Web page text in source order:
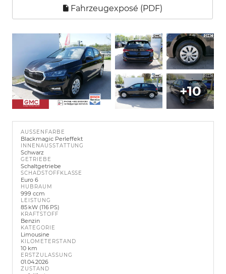
Fahrzeugexposé (PDF)
+10
AUSSENFARBE
Blackmagic Perleffekt
INNENAUSSTATTUNG
Schwarz
GETRIEBE
Schaltgetriebe
SCHADSTOFFKLASSE
Euro 6
HUBRAUM
999 ccm
LEISTUNG
85 kW (116 PS)
KRAFTSTOFF
Benzin
KATEGORIE
Limousine
KILOMETERSTAND
10 km
ERSTZULASSUNG
01.04.2026
ZUSTAND